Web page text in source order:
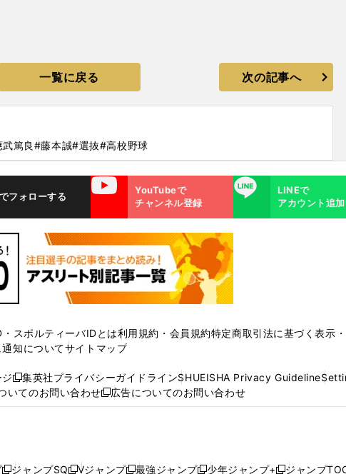
一覧に戻る 次の記事へ
篤良#藤本誠#選抜#高校野球
フォローする
YouTube
YouTubeで
チャンネル登録
LINE
LINEで
アカウント追加
スポルティーバIDとは利用規約・会員規約特定商取引法に基づく表示
知についてサイトマップ
ジ
新
し
い
ド
集英社プライバシーガイドラインSHUEISHA Privacy Guideline
いてのお問い合わせ
新
し
ン
広告についてのお問い合わせ
ジャンプSQ Vジャンプ 最強ジャンプ 少年ジャンプ+ ジャンプ